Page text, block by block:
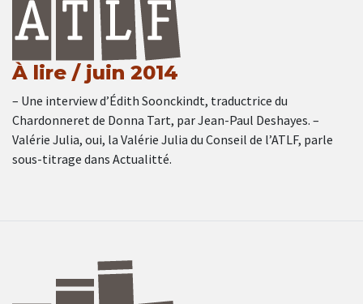
À lire / juin 2014
– Une interview d’Édith Soonckindt, traductrice du
Chardonneret de Donna Tart, par Jean-Paul Deshayes. –
Valérie Julia, oui, la Valérie Julia du Conseil de l’ATLF, parle
sous-titrage dans Actualitté.